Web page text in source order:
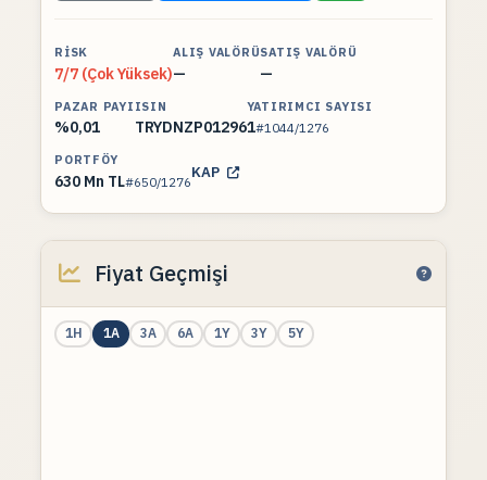
RISK
7/7 (Çok Yüksek)
ALIŞ VALÖRÜ
—
SATIŞ VALÖRÜ
—
PAZAR PAYI
%0,01
ISIN
TRYDNZP01296
YATIRIMCI SAYISI
1#1044/1276
PORTFÖY
630 Mn TL#650/1276
KAP
Fiyat Geçmişi
1H 1A 3A 6A 1Y 3Y 5Y